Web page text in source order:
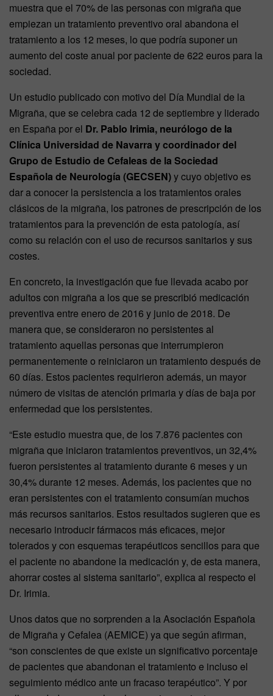
muestra que el 70% de las personas con migraña que
empiezan un tratamiento preventivo oral abandona el
tratamiento a los 12 meses, lo que podría suponer un
aumento del coste anual por paciente de 622 euros para la
sociedad.
Un estudio publicado con motivo del Día Mundial de la
Migraña, que se celebra cada 12 de septiembre y liderado
en España por el Dr. Pablo Irimia, neurólogo de la
Clínica Universidad de Navarra y coordinador del
Grupo de Estudio de Cefaleas de la Sociedad
Española de Neurología (GECSEN)y cuyo objetivo es
dar a conocer la persistencia a los tratamientos orales
clásicos de la migraña, los patrones de prescripción de los
tratamientos para la prevención de esta patología, así
como su relación con el uso de recursos sanitarios y sus
costes.
En concreto, la investigación que fue llevada acabo por
adultos con migraña a los que se prescribió medicación
preventiva entre enero de 2016 y junio de 2018. De
manera que, se consideraron no persistentes al
tratamiento aquellas personas que interrumpieron
permanentemente o reiniciaron un tratamiento después de
60 días. Estos pacientes requirieron además, un mayor
número de visitas de atención primaria y días de baja por
enfermedad que los persistentes.
“Este estudio muestra que, de los 7.876 pacientes con
migraña que iniciaron tratamientos preventivos, un 32,4%
fueron persistentes al tratamiento durante 6 meses y un
30,4% durante 12 meses. Además, los pacientes que no
eran persistentes con el tratamiento consumían muchos
más recursos sanitarios. Estos resultados sugieren que es
necesario introducir fármacos más eficaces, mejor
tolerados y con esquemas terapéuticos sencillos para que
el paciente no abandone la medicación y, de esta manera,
ahorrar costes al sistema sanitario”, explica al respecto el
Dr. Irimia.
Unos datos que no sorprenden a la Asociación Española
de Migraña y Cefalea (AEMICE) ya que según afirman,
“son conscientes de que existe un significativo porcentaje
de pacientes que abandonan el tratamiento e incluso el
seguimiento médico ante un fracaso terapéutico”. Y por